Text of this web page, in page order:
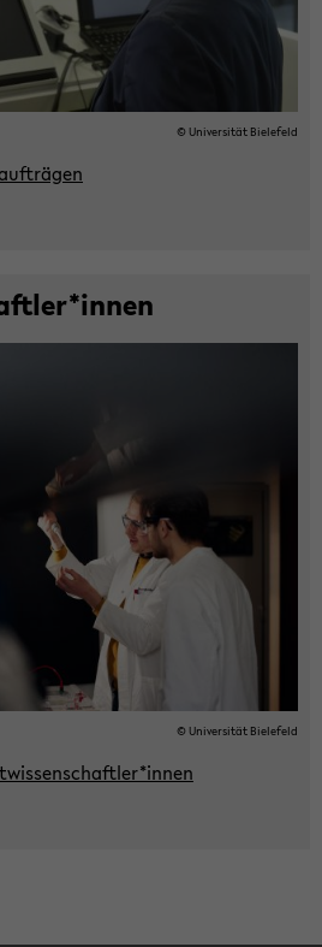
© Uni­ver­si­tät Bie­le­feld
© Uni­ver­si­tät Bie­le­feld